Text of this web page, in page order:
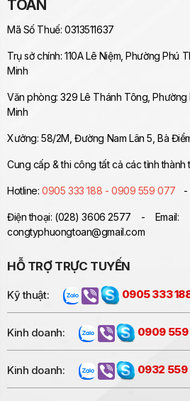
TOÀN
Mã Số Thuế: 0313511637
Trụ sở chính: 110A Lê Niệm, Phường Phú
Minh
Văn phòng: 329 Lê Thánh Tông, Phường
Minh
Xưởng: 58/2M, Đường Nam Lân 5, Bà
Cung cấp & thi công tất cả các tỉnh thành
Hotline:0905 333 188 - 0909 559 077 -
Điện thoại: (028) 3606 2577 - Email:
congtyphuongtoan@gmail.com
HỖ TRỢ TRỰC TUYẾN
Kỹ thuật: 0905 333
Kinh doanh: 0909
Kinh doanh: 0932 559